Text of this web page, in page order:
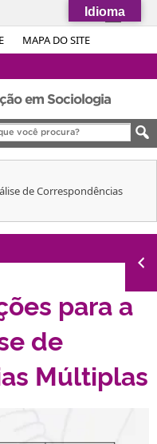
MAPA DO SITE
Simplifique!
Acesso à informação
Legislação
Canais
em Sociologia
de Correspondências
para a
de
Múltiplas
Idioma